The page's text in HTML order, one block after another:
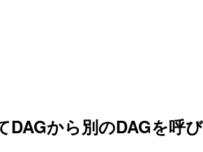
から別のDAGを呼